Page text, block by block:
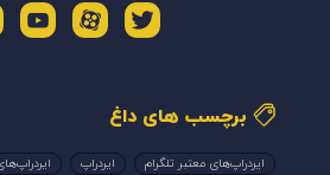
برچسب های داغ
ایردراپ‌های معتبر تلگرام ایردراپ